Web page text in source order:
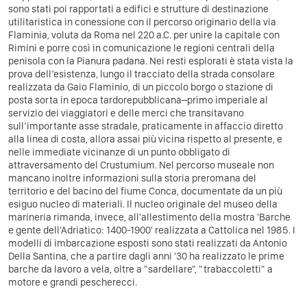
sono stati poi rapportati a edifici e strutture di destinazione
utilitaristica in conessione con il percorso originario della via
Flaminia, voluta da Roma nel 220 a.C. per unire la capitale con
Rimini e porre così in comunicazione le regioni centrali della
penisola con la Pianura padana. Nei resti esplorati è stata vista la
prova dell’esistenza, lungo il tracciato della strada consolare
realizzata da Gaio Flaminio, di un piccolo borgo o stazione di
posta sorta in epoca tardorepubblicana–primo imperiale al
servizio dei viaggiatori e delle merci che transitavano
sull’importante asse stradale, praticamente in affaccio diretto
alla linea di costa, allora assai più vicina rispetto al presente, e
nelle immediate vicinanze di un punto obbligato di
attraversamento del Crustumium. Nel percorso museale non
mancano inoltre informazioni sulla storia preromana del
territorio e del bacino del fiume Conca, documentate da un più
esiguo nucleo di materiali. Il nucleo originale del museo della
marineria rimanda, invece, all'allestimento della mostra 'Barche
e gente dell'Adriatico: 1400-1900' realizzata a Cattolica nel 1985. I
modelli di imbarcazione esposti sono stati realizzati da Antonio
Della Santina, che a partire dagli anni '30 ha realizzato le prime
barche da lavoro a vela, oltre a "sardellare", "trabaccoletti" a
motore e grandi pescherecci.